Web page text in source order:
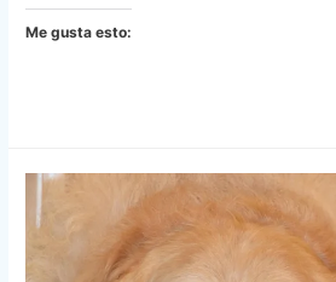
Me gusta esto: